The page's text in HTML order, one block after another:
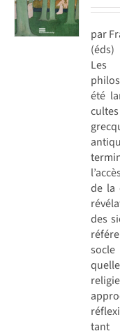
par
(éds)
été
de la
des
tant